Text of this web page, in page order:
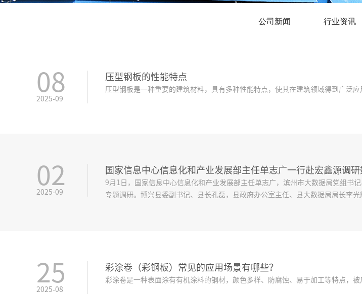
公司新闻 行业资讯
08
2025-09
压型钢板的性能特点
压型钢板是一种重要的建筑材料，具有多种性能特点，使其在建筑领域得到广泛
02
2025-09
国家信息中心信息化和产业发展部主任单志广一行赴宏鑫源调研
9月1日，国家信息中心信息化和产业发展部主任单志广，滨州市大数据局党组
专题调研。博兴县委副书记、县长孔磊，县政府办公室主任、县大数据局局长李
25
2025-08
彩涂卷（彩钢板）常见的应用场景有哪些？
彩涂卷是一种表面涂有有机涂料的钢材，颜色多样、防腐蚀、易于加工等特点，被